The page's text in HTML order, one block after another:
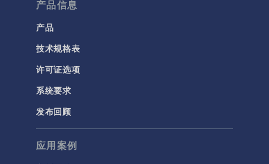
产品信息
产品
技术规格表
许可证选项
系统要求
发布回顾
应用案例